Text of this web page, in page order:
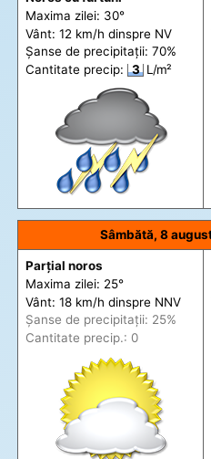
Maxima zilei: 30°
Vânt: 12 km/h dinspre NV
Șanse de precipitații: 70%
Cantitate precip:
3 L/m²
Sâmbătă, 8
Parțial noros
Maxima zilei: 25°
Vânt: 18 km/h dinspre NNV
Șanse de precipitații: 25%
Cantitate precip.: 0